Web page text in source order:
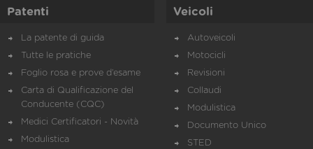
Patenti
La patente di guida
Tutte le pratiche
Foglio rosa e prove d’esame
Carta di Qualificazione del
Conducente (CQC)
Medici Certificatori - Novità
Modulistica
Veicoli
Autoveicoli
Motocicli
Revisioni
Collaudi
Modulistica
Documento Unico
STED